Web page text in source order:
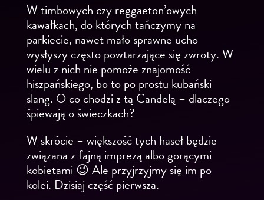
W timbowych czy reggaeton’owych
kawałkach, do których tańczymy na
parkiecie, nawet mało sprawne ucho
wysłyszy często powtarzające się zwroty. W
wielu z nich nie pomoże znajomość
hiszpańskiego, bo to po prostu kubański
slang. O co chodzi z tą Candelą – dlaczego
śpiewają o świeczkach?
W skrócie – większość tych haseł będzie
związana z fajną imprezą albo gorącymi
kobietami 😉 Ale przyjrzyjmy się im po
kolei. Dzisiaj część pierwsza.